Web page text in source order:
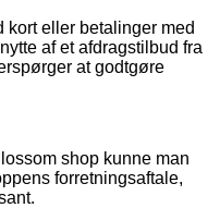
kort eller betalinger med
af et afdragstilbud fra
at godtgøre
shop kunne man
forretningsaftale,